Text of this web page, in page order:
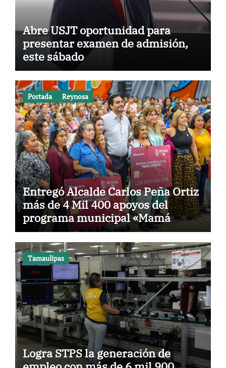
Abre USJT oportunidad para
presentar examen de admisión,
este sábado
Portada Reynosa
Entregó Alcalde Carlos Peña Ortiz
más de 4 Mil 400 apoyos del
programa municipal «Mamá
Luchona»
Tamaulipas
Logra STPS la generación de